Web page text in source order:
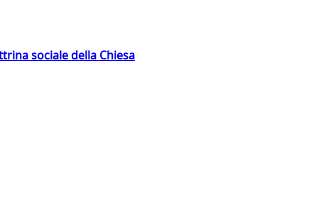
sociale della Chiesa